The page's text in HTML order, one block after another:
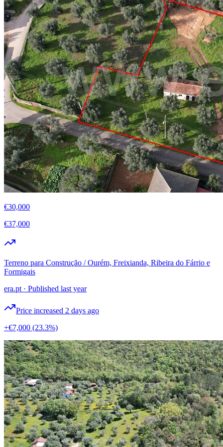
€30,000
€37,000
Terreno para Construção / Ourém, Freixianda, Ribeira do Fárrio e
Formigais
era.pt · Published last year
Price increased 2 days ago
+€7,000 (23.3%)